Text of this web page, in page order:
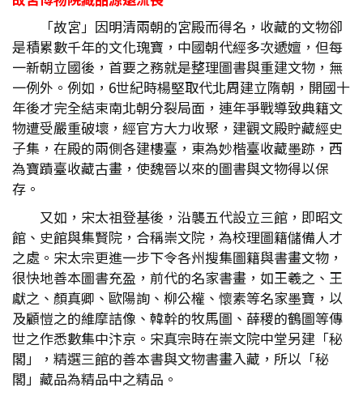
「故宮」因明清兩朝的宮殿而得名，收藏的文物卻
是積累數千年的文化瑰寶，中國朝代經多次遞嬗，但每
一新朝立國後，首要之務就是整理圖書與重建文物，無
一例外。例如，6世紀時楊堅取代北周建立隋朝，開國十
年後才完全結束南北朝分裂局面，連年爭戰導致典籍文
物遭受嚴重破壞，經官方大力收聚，建觀文殿貯藏經史
子集，在殿的兩側各建樓臺，東為妙楷臺收藏墨跡，西
為寶蹟臺收藏古畫，使魏晉以來的圖書與文物得以保
存。
又如，宋太祖登基後，沿襲五代設立三館，即昭文
館、史館與集賢院，合稱崇文院，為校理圖籍儲備人才
之處。宋太宗更進一步下令各州搜集圖籍與書畫文物，
很快地善本圖書充盈，前代的名家書畫，如王羲之、王
獻之、顏真卿、歐陽詢、柳公權、懷素等名家墨寶，以
及顧愷之的維摩詰像、韓幹的牧馬圖、薛稷的鶴圖等傳
世之作悉數集中汴京。宋真宗時在崇文院中堂另建「秘
閣」，精選三館的善本書與文物書畫入藏，所以「秘
閣」藏品為精品中之精品。